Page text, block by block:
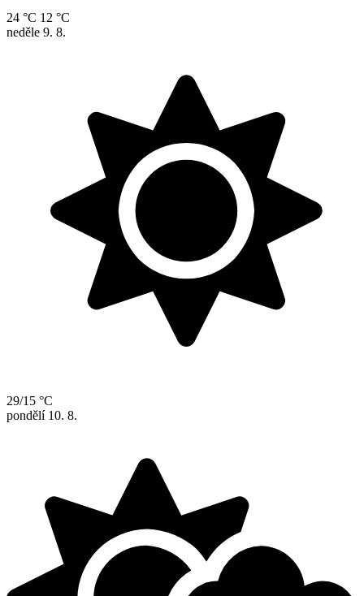
24 °C 12 °C
neděle 9. 8.
29/15 °C
pondělí 10. 8.